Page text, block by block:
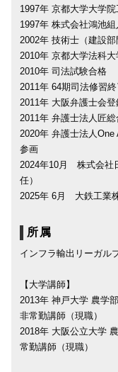
1997年 京都大学大学
1997年 株式会社鴻池組
2002年 技術士（建設
2010年 京都大学法科
2010年 司法試験合格
2011年 64期司法修習終
2011年 大阪弁護士会登
2011年 弁護士法人匠
2020年 弁護士法人
参画
2024年10月 株式会社
任）
2025年 6月 大鉄工業
所属
インフラ輸出リーガル
【大学講師】
2013年 神戸大学 農学
非常勤講師（現職）
2018年 大阪公立大学
常勤講師（現職）